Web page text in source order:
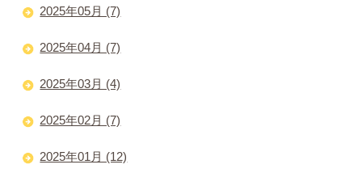
2025年05月 (7)
2025年04月 (7)
2025年03月 (4)
2025年02月 (7)
2025年01月 (12)